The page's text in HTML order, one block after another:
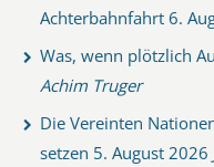
Achterbahnfahrt 6.
Was, wenn plötzlich
Achim Truger
Die Vereinten
setzen 5. August 2026